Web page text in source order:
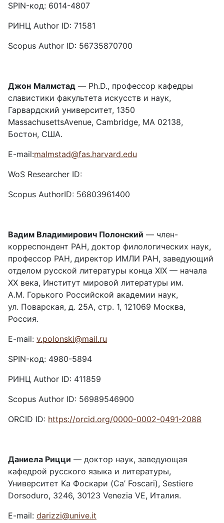
SPIN-код: 6014-4807
РИНЦ Author ID: 71581
Scopus Author ID: 56735870700
Джон Малмстад — Ph.D., профессор кафедры
славистики факультета искусств и наук,
Гарвардский университет, 1350
MassachusettsAvenue, Cambridge, MA 02138,
Бостон, США.
E-mail:malmstad@fas.harvard.edu
WoS Researcher ID:
Scopus AuthorID: 56803961400
Вадим Владимирович Полонский — член-
корреспондент РАН, доктор филологических наук,
профессор РАН, директор ИМЛИ РАН, заведующий
отделом русской литературы конца XIX — начала
XX века, Институт мировой литературы им.
А.М. Горького Российской академии наук,
ул. Поварская, д. 25А, стр. 1, 121069 Москва,
Россия.
E-mail: v.polonski@mail.ru
SPIN-код: 4980-5894
РИНЦ Author ID: 411859
Scopus Author ID: 56989546900
ORCID ID: https://orcid.org/0000-0002-0491-2088
Даниела Рицци — доктор наук, заведующая
кафедрой русского языка и литературы,
Университет Ка Фоскари (Ca’ Foscari), Sestiere
Dorsoduro, 3246, 30123 Venezia VE, Италия.
E-mail: darizzi@unive.it